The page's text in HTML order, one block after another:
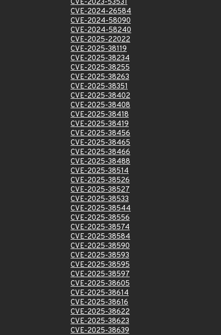
CVE-2023-53531
CVE-2024-26584
CVE-2024-58090
CVE-2024-58240
CVE-2025-22022
CVE-2025-38119
CVE-2025-38234
CVE-2025-38255
CVE-2025-38263
CVE-2025-38351
CVE-2025-38402
CVE-2025-38408
CVE-2025-38418
CVE-2025-38419
CVE-2025-38456
CVE-2025-38465
CVE-2025-38466
CVE-2025-38488
CVE-2025-38514
CVE-2025-38526
CVE-2025-38527
CVE-2025-38533
CVE-2025-38544
CVE-2025-38556
CVE-2025-38574
CVE-2025-38584
CVE-2025-38590
CVE-2025-38593
CVE-2025-38595
CVE-2025-38597
CVE-2025-38605
CVE-2025-38614
CVE-2025-38616
CVE-2025-38622
CVE-2025-38623
CVE-2025-38639